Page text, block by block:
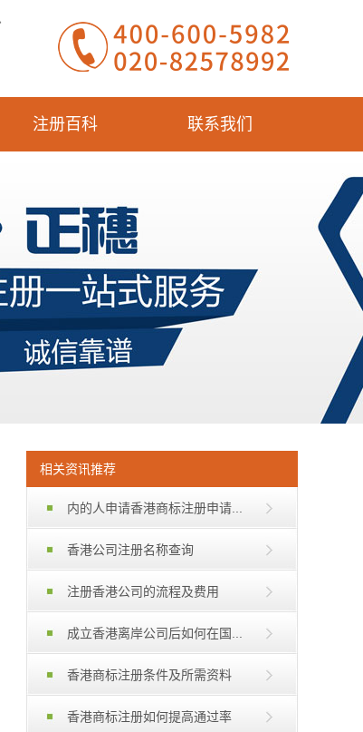
注册百科 联系我们
相关资讯推荐
内的人申请香港商标注册申请...
香港公司注册名称查询
注册香港公司的流程及费用
成立香港离岸公司后如何在国...
香港商标注册条件及所需资料
香港商标注册如何提高通过率